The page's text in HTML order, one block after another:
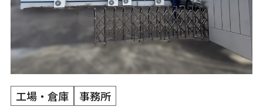
工場・倉庫 事務所